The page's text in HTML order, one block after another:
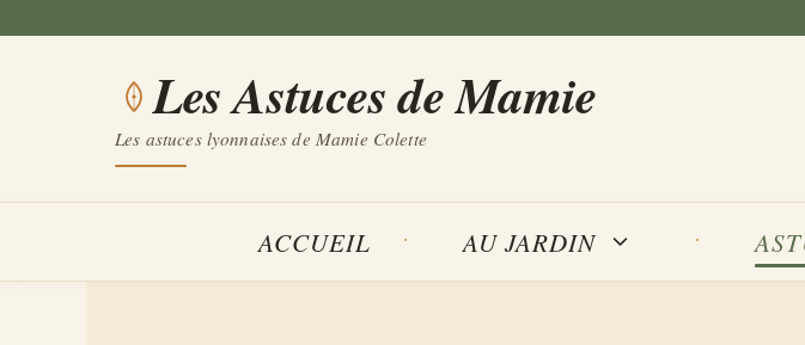
Les Astuces de Mamie
Les astuces lyonnaises de Mamie Colette
ACCUEIL AU JARDIN